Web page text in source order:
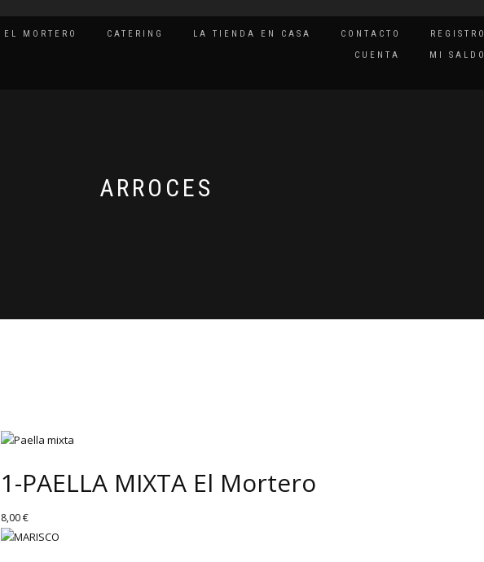
EL MORTERO CATERING LA TIENDA EN CASA CONTACTO
REGISTRO
CUENTA
MI SALDO
ARROCES
1-PAELLA MIXTA El Mortero
8,00€